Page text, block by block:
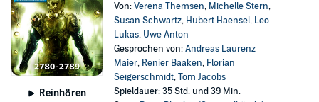
Reinhören
Von:Verena Themsen, Michelle Stern,
Susan Schwartz, Hubert Haensel, Leo
Lukas, Uwe Anton
Gesprochen von:Andreas Laurenz
Maier, Renier Baaken, Florian
Seigerschmidt,Tom Jacobs
Spieldauer: 35 Std. und 39 Min.